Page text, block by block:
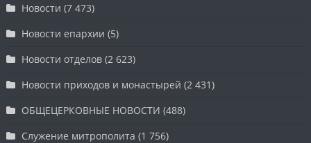
Новости (7 473)
Новости епархии (5)
Новости отделов (2 623)
Новости приходов и монастырей (2 431)
ОБЩЕЦЕРКОВНЫЕ НОВОСТИ (488)
Служение митрополита (1 756)